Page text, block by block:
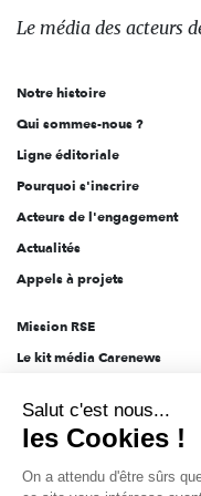
des
l'engagement
Le média des acteurs
Notre histoire
Qui sommes-nous ?
Ligne éditoriale
Pourquoi s'inscrire
Acteurs de l'engagement
Actualités
Appels à projets
Mission RSE
Le kit média Carenews
AEF info
Novethic
PRODURABLE
Salut c'est nous...
les Cookies !
On a attendu d'être sûrs